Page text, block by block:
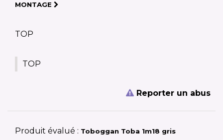
MONTAGE
TOP
TOP
Reporter un abus
Produit évalué : Toboggan Toba 1m18 gris